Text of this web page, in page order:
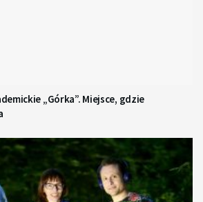
„Górka”. Miejsce, gdzie